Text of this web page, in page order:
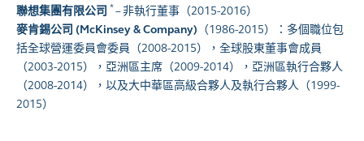
聯想集團有限公司 *– 非執行董事（2015-2016）
麥肯錫公司 (McKinsey & Company) （1986-2015）：多個職位包
括全球營運委員會委員（2008-2015），全球股東董事會成員
（2003-2015），亞洲區主席（2009-2014），亞洲區執行合夥人
（2008-2014），以及大中華區高級合夥人及執行合夥人（1999-
2015）